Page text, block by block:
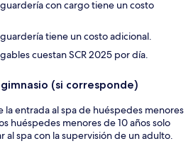
con cargo tiene un costo
tiene un costo adicional.
cuestan SCR 2025 por día.
(si corresponde)
la entrada al spa de huéspedes menores
huéspedes menores de 10 años solo
al spa con la supervisión de un adulto.